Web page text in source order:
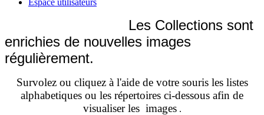
Les Collections sont
enrichies de nouvelles images
régulièrement.
Survolez ou cliquez à l'aide de votre souris les listes
alphabetiques ou les répertoires ci-dessous afin de
visualiser les images.